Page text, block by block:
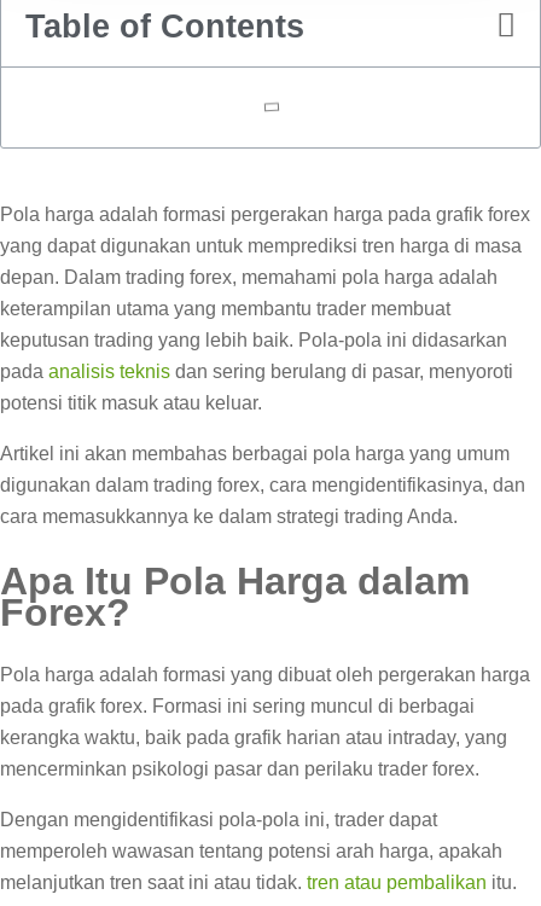
Table of Contents
Pola harga adalah formasi pergerakan harga pada grafik forex
yang dapat digunakan untuk memprediksi tren harga di masa
depan. Dalam trading forex, memahami pola harga adalah
keterampilan utama yang membantu trader membuat
keputusan trading yang lebih baik. Pola-pola ini didasarkan
pada analisis teknis dan sering berulang di pasar, menyoroti
potensi titik masuk atau keluar.
Artikel ini akan membahas berbagai pola harga yang umum
digunakan dalam trading forex, cara mengidentifikasinya, dan
cara memasukkannya ke dalam strategi trading Anda.
Apa Itu Pola Harga dalam
Forex?
Pola harga adalah formasi yang dibuat oleh pergerakan harga
pada grafik forex. Formasi ini sering muncul di berbagai
kerangka waktu, baik pada grafik harian atau intraday, yang
mencerminkan psikologi pasar dan perilaku trader forex.
Dengan mengidentifikasi pola-pola ini, trader dapat
memperoleh wawasan tentang potensi arah harga, apakah
melanjutkan tren saat ini atau tidak. tren atau pembalikan itu.